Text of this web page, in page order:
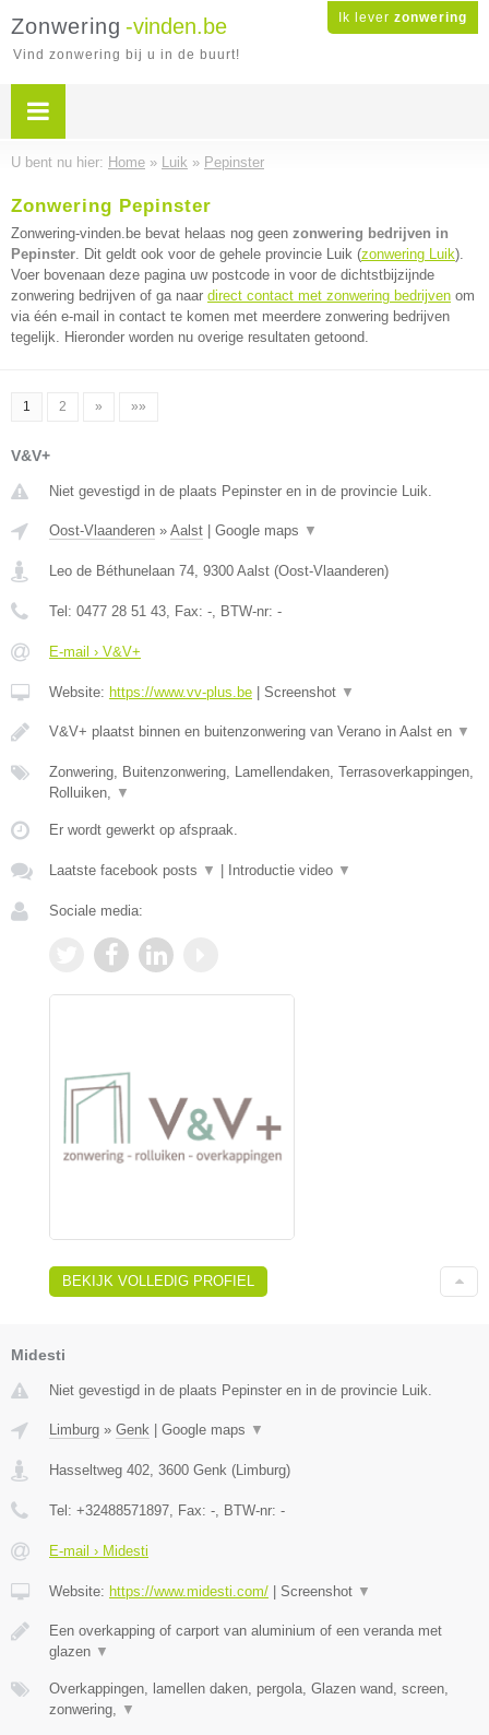
Ik lever zonwering
Zonwering -vinden.be
Vind zonwering bij u in de buurt!
U bent nu hier: Home » Luik » Pepinster
Zonwering Pepinster
Zonwering-vinden.be bevat helaas nog geen zonwering bedrijven in
Pepinster. Dit geldt ook voor de gehele provincie Luik (zonwering Luik).
Voer bovenaan deze pagina uw postcode in voor de dichtstbijzijnde
zonwering bedrijven of ga naar direct contact met zonwering bedrijven om
via één e-mail in contact te komen met meerdere zonwering bedrijven
tegelijk. Hieronder worden nu overige resultaten getoond.
1 2 » »»
V&V+
Niet gevestigd in de plaats Pepinster en in de provincie Luik.
Oost-Vlaanderen » Aalst Google maps ▼
Leo de Béthunelaan 74, 9300 Aalst (Oost-Vlaanderen)
Tel: 0477 28 51 43, Fax: -, BTW-nr: -
E-mail › V&V+
Website: https://www.vv-plus.be Screenshot ▼
V&V+ plaatst binnen en buitenzonwering van Verano in Aalst en ▼
Zonwering, Buitenzonwering, Lamellendaken, Terrasoverkappingen,
Rolluiken, ▼
Er wordt gewerkt op afspraak.
Laatste facebook posts ▼ Introductie video ▼
Sociale media:
BEKIJK VOLLEDIG PROFIEL
Midesti
Niet gevestigd in de plaats Pepinster en in de provincie Luik.
Limburg » Genk Google maps ▼
Hasseltweg 402, 3600 Genk (Limburg)
Tel: +32488571897, Fax: -, BTW-nr: -
E-mail › Midesti
Website: https://www.midesti.com/ Screenshot ▼
Een overkapping of carport van aluminium of een veranda met
glazen ▼
Overkappingen, lamellen daken, pergola, Glazen wand, screen,
zonwering, ▼